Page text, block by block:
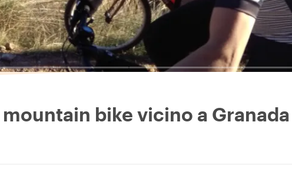
bike vicino a Granada